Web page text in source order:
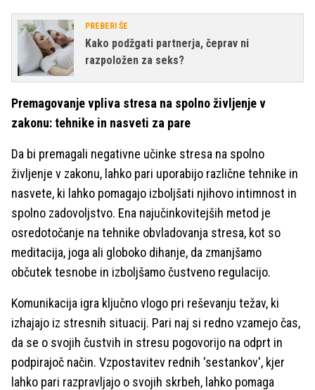
PREBERI ŠE
Kako podžgati partnerja, čeprav ni
razpoložen za seks?
Premagovanje vpliva stresa na spolno življenje v
zakonu: tehnike in nasveti za pare
Da bi premagali negativne učinke stresa na spolno
življenje v zakonu, lahko pari uporabijo različne tehnike in
nasvete, ki lahko pomagajo izboljšati njihovo intimnost in
spolno zadovoljstvo. Ena najučinkovitejših metod je
osredotočanje na tehnike obvladovanja stresa, kot so
meditacija, joga ali globoko dihanje, da zmanjšamo
občutek tesnobe in izboljšamo čustveno regulacijo.
Komunikacija igra ključno vlogo pri reševanju težav, ki
izhajajo iz stresnih situacij. Pari naj si redno vzamejo čas,
da se o svojih čustvih in stresu pogovorijo na odprt in
podpirajoč način. Vzpostavitev rednih 'sestankov', kjer
lahko pari razpravljajo o svojih skrbeh, lahko pomaga